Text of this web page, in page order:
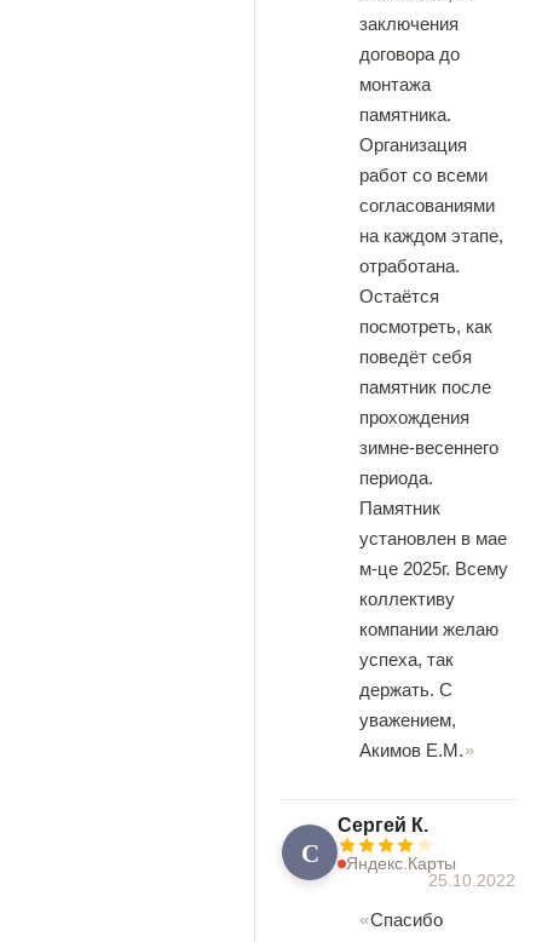
заключения
договора до
монтажа
памятника.
Организация
работ со всеми
согласованиями
на каждом этапе,
отработана.
Остаётся
посмотреть, как
поведёт себя
памятник после
прохождения
зимне-весеннего
периода.
Памятник
установлен в мае
м-це 2025г. Всему
коллективу
компании желаю
успеха, так
держать. С
уважением,
Акимов Е.М.
С
Сергей К.
Яндекс.Карты
25.10.2022
Спасибо